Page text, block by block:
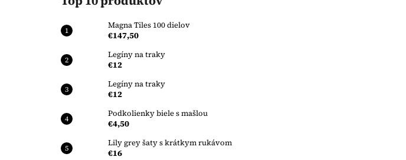
Magna Tiles 100 dielov
€147,50
Legíny na traky
€12
Legíny na traky
€12
Podkolienky biele s mašlou
€4,50
Lily grey šaty s krátkym rukávom
€16